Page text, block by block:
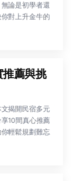
論是初學者還
對上升金牛的
薦與挑
揭開民宿多元
10間真心推薦
輕鬆規劃難忘